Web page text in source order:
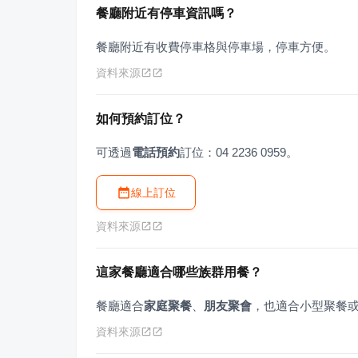
餐廳附近有停車資訊嗎？
餐廳附近有收費停車格與停車場，停車方便。
資料來源
如何預約訂位？
可透過電話預約訂位：04 2236 0959。
線上訂位
資料來源
這家餐廳適合哪些族群用餐？
餐廳適合家庭聚餐 朋友聚會 ，也適合小型聚餐
資料來源